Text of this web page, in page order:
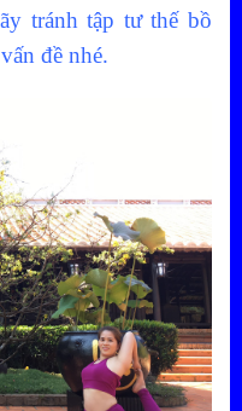
tránh tập tư thế bồ
đề nhé.